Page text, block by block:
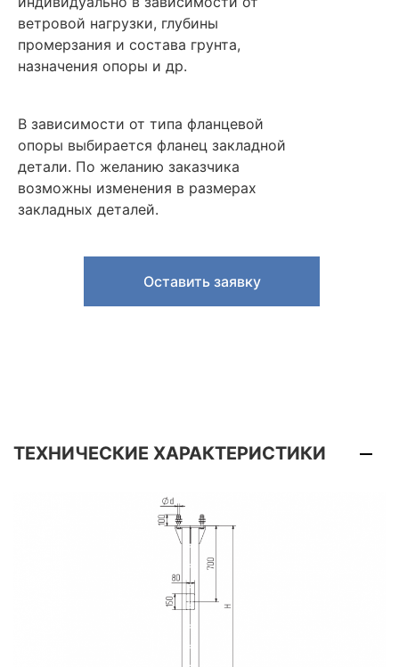
ветровой нагрузки, глубины
промерзания и состава грунта,
назначения опоры и др.
В зависимости от типа фланцевой
опоры выбирается фланец закладной
детали. По желанию заказчика
возможны изменения в размерах
закладных деталей.
Оставить заявку
ТЕХНИЧЕСКИЕ ХАРАКТЕРИСТИКИ